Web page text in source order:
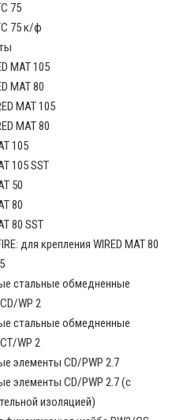
75
75 к/ф
MAT 105
MAT 80
MAT 105
MAT 80
105
105 SST
50
80
80 SST
для крепления WIRED MAT 80
стальные обмедненные
WP 2
стальные обмедненные
WP 2
элементы CD/PWP 2.7
элементы CD/PWP 2.7 (с
изоляцией)